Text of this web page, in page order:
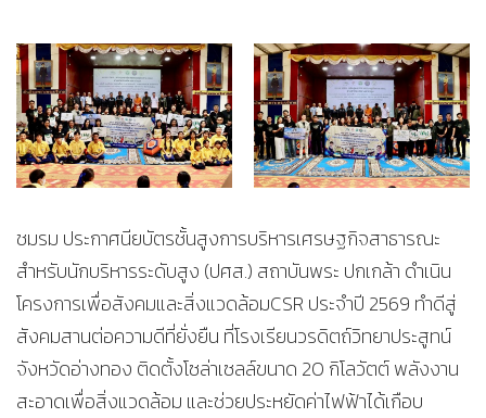
ชมรม ประกาศนียบัตรชั้นสูงการบริหารเศรษฐกิจสาธารณะ
สำหรับนักบริหารระดับสูง (ปศส.) สถาบันพระ ปกเกล้า ดำเนิน
โครงการเพื่อสังคมและสิ่งแวดล้อมCSR ประจำปี 2569 ทำดีสู่
สังคมสานต่อความดีที่ยั่งยืน ที่โรงเรียนวรดิตถ์วิทยาประสูทน์
จังหวัดอ่างทอง ติดตั้งโซล่าเซลล์ขนาด 20 กิโลวัตต์ พลังงาน
สะอาดเพื่อสิ่งแวดล้อม และช่วยประหยัดค่าไฟฟ้าได้เกือบ